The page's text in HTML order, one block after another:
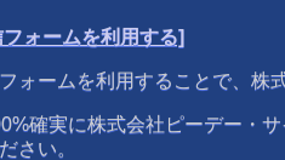
ォームを利用する]
ォームを利用することで、株
確実に株式会社ピーデー・
さい。